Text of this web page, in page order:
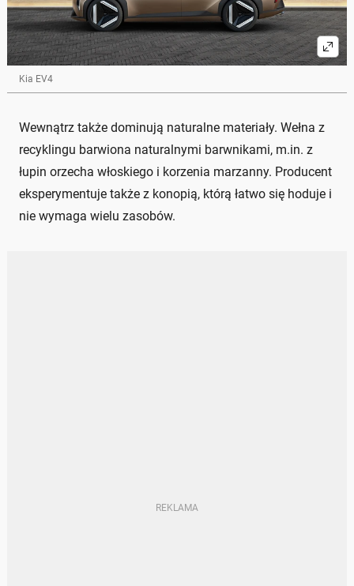
Kia EV4
Wewnątrz także dominują naturalne materiały. Wełna z
recyklingu barwiona naturalnymi barwnikami, m.in. z
łupin orzecha włoskiego i korzenia marzanny. Producent
eksperymentuje także z konopią, którą łatwo się hoduje i
nie wymaga wielu zasobów.